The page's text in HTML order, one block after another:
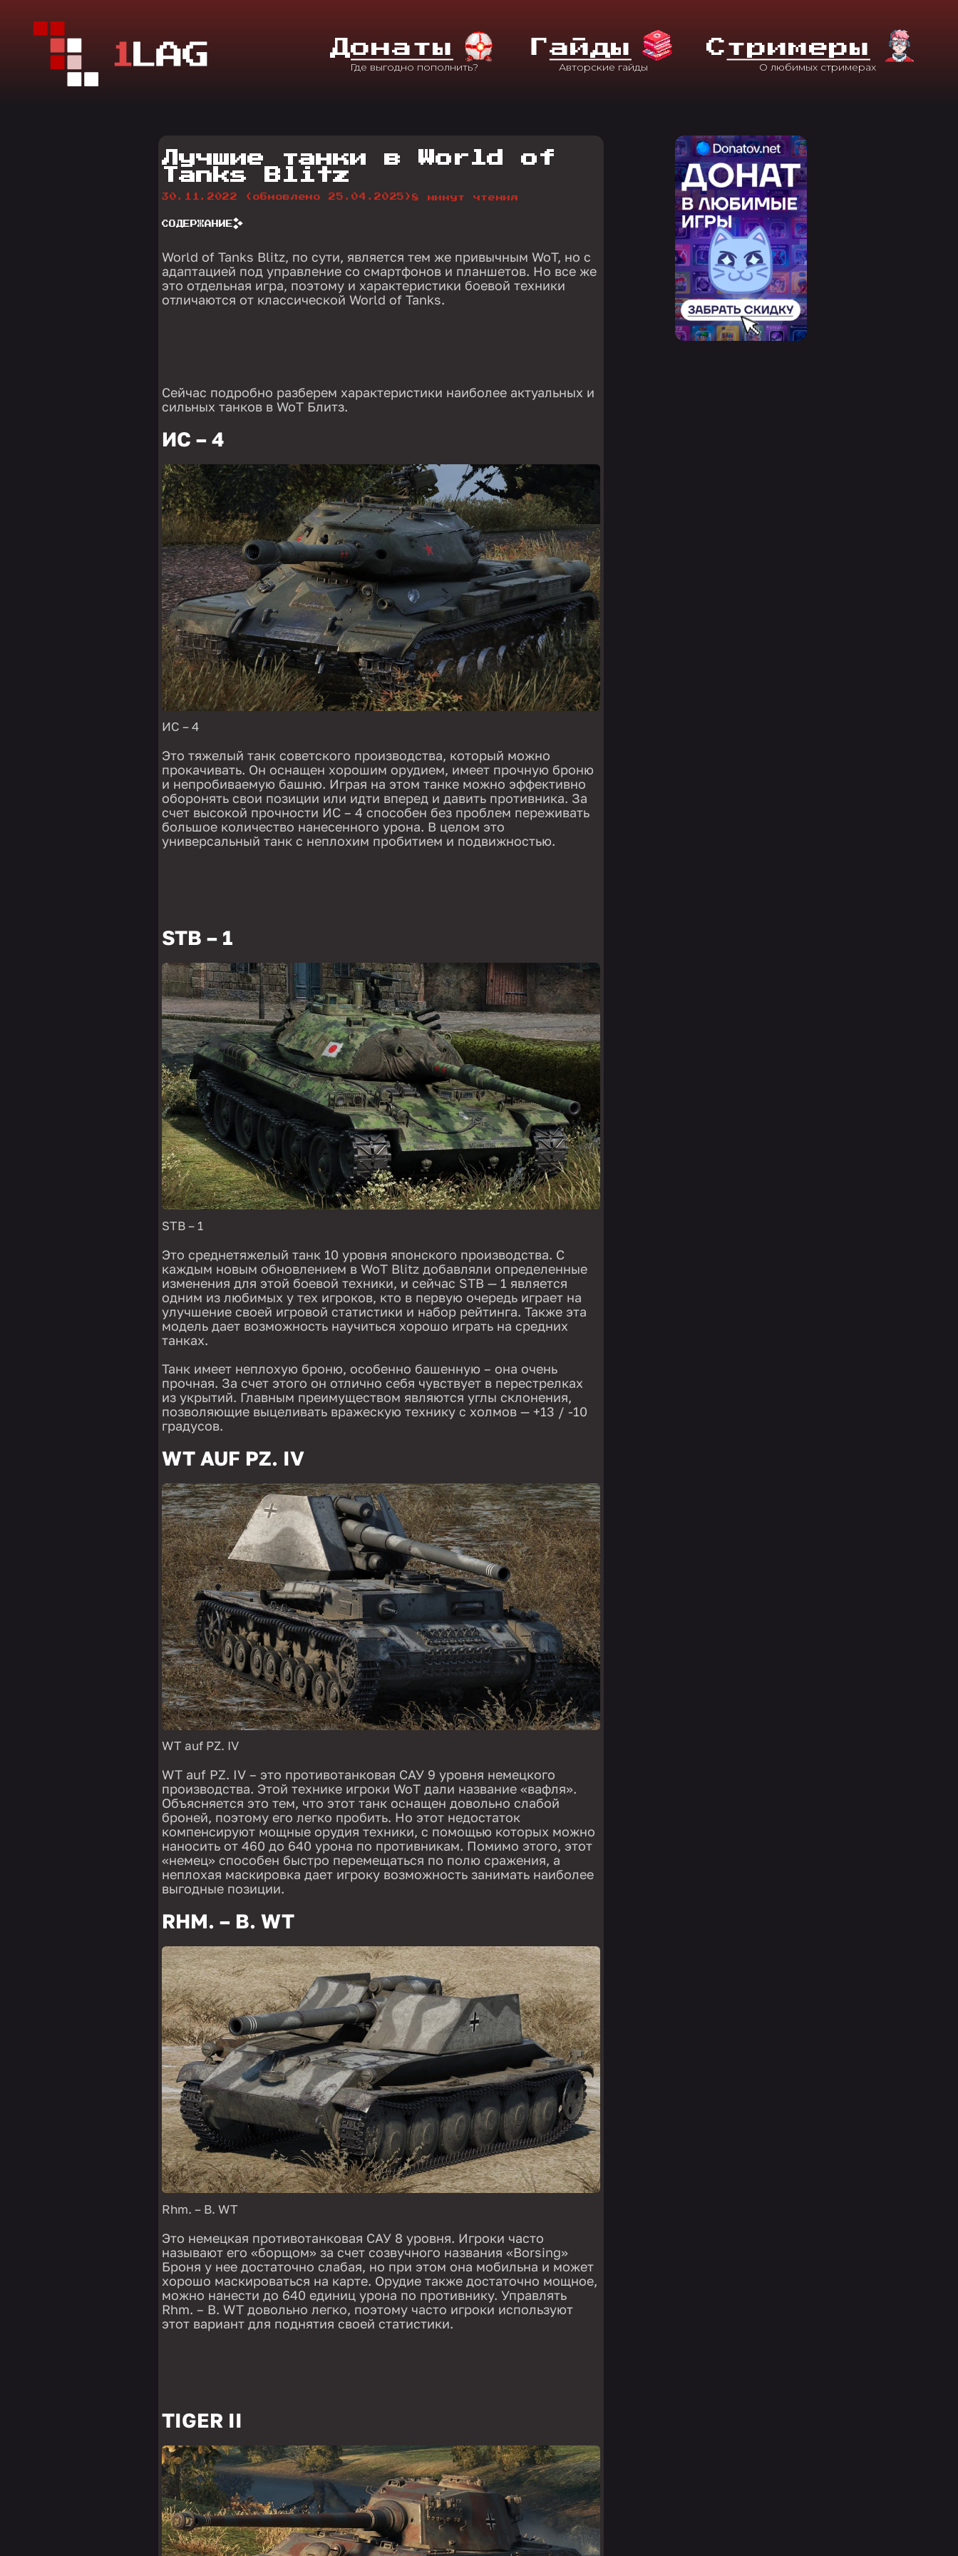
ДОнаты ГАйды С Тримеры
Лучшие танки в World of
Tanks Blitz
30.11.2022 (обновлено 25.04.2025)8 минут чтения
СОДЕРЖАНИЕ
World of Tanks Blitz, по сути, является тем же привычным WoT, но с
адаптацией под управление со смартфонов и планшетов. Но все же
это отдельная игра, поэтому и характеристики боевой техники
отличаются от классической World of Tanks.
Сейчас подробно разберем характеристики наиболее актуальных и
сильных танков в WoT Блитз.
ИС – 4
ИС – 4
Это тяжелый танк советского производства, который можно
прокачивать. Он оснащен хорошим орудием, имеет прочную броню
и непробиваемую башню. Играя на этом танке можно эффективно
оборонять свои позиции или идти вперед и давить противника. За
счет высокой прочности ИС – 4 способен без проблем переживать
большое количество нанесенного урона. В целом это
универсальный танк с неплохим пробитием и подвижностью.
STB – 1
STB – 1
Это среднетяжелый танк 10 уровня японского производства. С
каждым новым обновлением в WoT Blitz добавляли определенные
изменения для этой боевой техники, и сейчас STB — 1 является
одним из любимых у тех игроков, кто в первую очередь играет на
улучшение своей игровой статистики и набор рейтинга. Также эта
модель дает возможность научиться хорошо играть на средних
танках.
Танк имеет неплохую броню, особенно башенную – она очень
прочная. За счет этого он отлично себя чувствует в перестрелках
из укрытий. Главным преимуществом являются углы склонения,
позволяющие выцеливать вражескую технику с холмов — +13 / -10
градусов.
WT AUF PZ. IV
WT auf PZ. IV
WT auf PZ. IV – это противотанковая САУ 9 уровня немецкого
производства. Этой технике игроки WoT дали название «вафля».
Объясняется это тем, что этот танк оснащен довольно слабой
броней, поэтому его легко пробить. Но этот недостаток
компенсируют мощные орудия техники, с помощью которых можно
наносить от 460 до 640 урона по противникам. Помимо этого, этот
«немец» способен быстро перемещаться по полю сражения, а
неплохая маскировка дает игроку возможность занимать наиболее
выгодные позиции.
RHM. – B. WT
Rhm. – B. WT
Это немецкая противотанковая САУ 8 уровня. Игроки часто
называют его «борщом» за счет созвучного названия «Borsing»
Броня у нее достаточно слабая, но при этом она мобильна и может
хорошо маскироваться на карте. Орудие также достаточно мощное,
можно нанести до 640 единиц урона по противнику. Управлять
Rhm. – B. WT довольно легко, поэтому часто игроки используют
этот вариант для поднятия своей статистики.
TIGER II